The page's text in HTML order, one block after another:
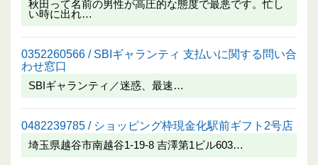
秋田って名前の男性が高圧的な態度で最悪です。忙し
い時に出れ…
0352260566 / SBIギャランティ 支払いに関する問い合
わせ窓口
SBIギャランティ／迷惑、最速…
0482239785 / ショッピング枠現金化駅前ギフト2号店
埼玉県越谷市南越谷1-19-8 吉澤第1ビル603…